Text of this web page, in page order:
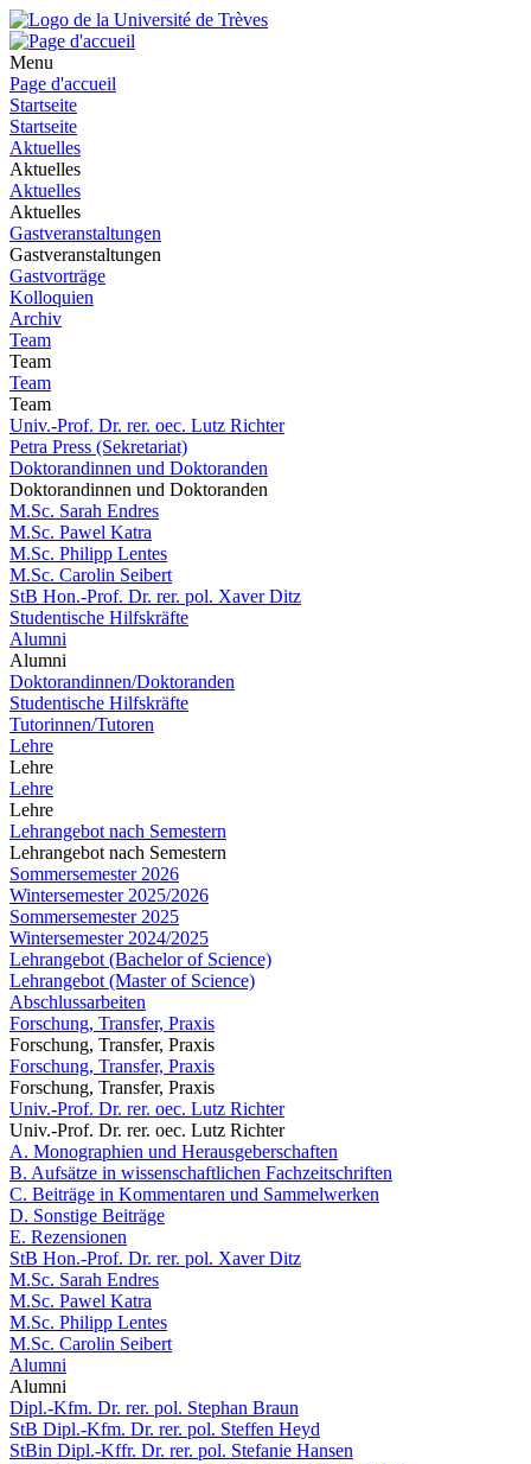
Menu
Page d'accueil
Startseite
Startseite
Aktuelles
Aktuelles
Aktuelles
Aktuelles
Gastveranstaltungen
Gastveranstaltungen
Gastvorträge
Kolloquien
Archiv
Team
Team
Team
Team
Univ.-Prof. Dr. rer. oec. Lutz Richter
Petra Press (Sekretariat)
Doktorandinnen und Doktoranden
Doktorandinnen und Doktoranden
M.Sc. Sarah Endres
M.Sc. Pawel Katra
M.Sc. Philipp Lentes
M.Sc. Carolin Seibert
StB Hon.-Prof. Dr. rer. pol. Xaver Ditz
Studentische Hilfskräfte
Alumni
Alumni
Doktorandinnen/Doktoranden
Studentische Hilfskräfte
Tutorinnen/Tutoren
Lehre
Lehre
Lehre
Lehre
Lehrangebot nach Semestern
Lehrangebot nach Semestern
Sommersemester 2026
Wintersemester 2025/2026
Sommersemester 2025
Wintersemester 2024/2025
Lehrangebot (Bachelor of Science)
Lehrangebot (Master of Science)
Abschlussarbeiten
Forschung, Transfer, Praxis
Forschung, Transfer, Praxis
Forschung, Transfer, Praxis
Forschung, Transfer, Praxis
Univ.-Prof. Dr. rer. oec. Lutz Richter
Univ.-Prof. Dr. rer. oec. Lutz Richter
A. Monographien und Herausgeberschaften
B. Aufsätze in wissenschaftlichen Fachzeitschriften
C. Beiträge in Kommentaren und Sammelwerken
D. Sonstige Beiträge
E. Rezensionen
StB Hon.-Prof. Dr. rer. pol. Xaver Ditz
M.Sc. Sarah Endres
M.Sc. Pawel Katra
M.Sc. Philipp Lentes
M.Sc. Carolin Seibert
Alumni
Alumni
Dipl.-Kfm. Dr. rer. pol. Stephan Braun
StB Dipl.-Kfm. Dr. rer. pol. Steffen Heyd
StBin Dipl.-Kffr. Dr. rer. pol. Stefanie Hansen